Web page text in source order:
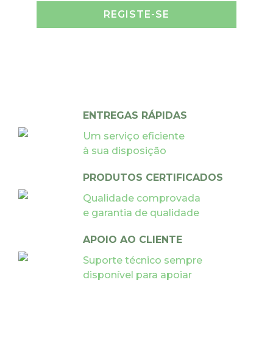
REGISTE-SE
ENTREGAS RÁPIDAS
Um serviço eficiente
à sua disposição
PRODUTOS CERTIFICADOS
Qualidade comprovada
e garantia de qualidade
APOIO AO CLIENTE
Suporte técnico sempre
disponível para apoiar